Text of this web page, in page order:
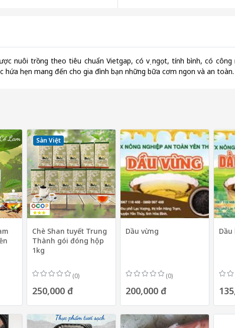
nuôi trồng theo tiêu chuẩn Vietgap, có vị ngọt, tính bình, có
hứa hẹn mang đến cho gia đình bạn những bữa cơm ngon và an toàn.
Sàn Việt
Chè Shan tuyết Trung
Thành gói đóng hộp
1kg
(0)
250,000 đ
Dầu vừng
(0)
200,000 đ
Dầu